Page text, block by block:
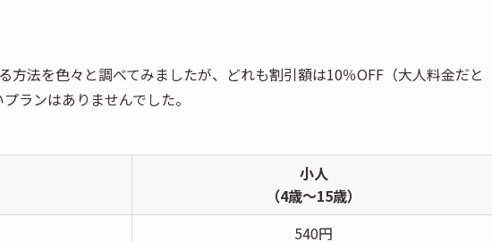
方法を色々と調べてみましたが、どれも割引額は10％OFF（大人料金だと
ランはありませんでした。
小人
（4歳〜15歳）
540円